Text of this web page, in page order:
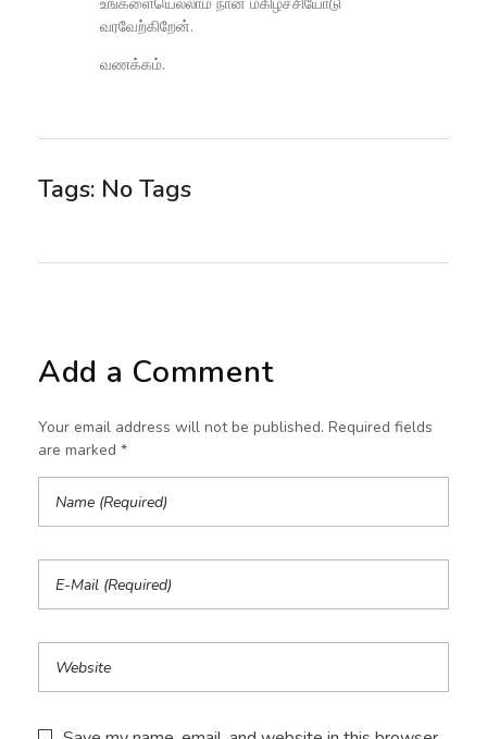
வரவேற்கிறேன்.
வணக்கம்.
Tags: No Tags
Add a Comment
Your email address will not be published. Required fields
are marked *